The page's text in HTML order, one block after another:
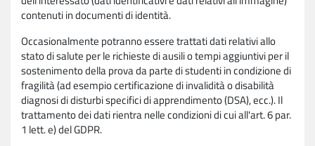
contenuti in documenti di identità.
Occasionalmente potranno essere trattati dati relativi allo
stato di salute per le richieste di ausili o tempi aggiuntivi per il
sostenimento della prova da parte di studenti in condizione di
fragilità (ad esempio certificazione di invalidità o disabilità
diagnosi di disturbi specifici di apprendimento (DSA), ecc.). Il
trattamento dei dati rientra nelle condizioni di cui all'art. 6 par.
1 lett. e) del GDPR.